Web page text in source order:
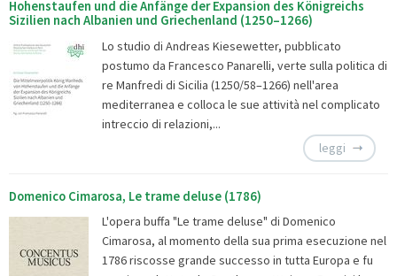
Hohenstaufen und die Anfänge der Expansion des Königreichs
Sizilien nach Albanien und Griechenland (1250–1266)
Lo studio di Andreas Kiesewetter, pubblicato
postumo da Francesco Panarelli, verte sulla politica di
re Manfredi di Sicilia (1250/58–1266) nell'area
mediterranea e colloca le sue attività nel complicato
intreccio di relazioni,...
leggi
Domenico Cimarosa, Le trame deluse (1786)
L'opera buffa "Le trame deluse" di Domenico
Cimarosa, al momento della sua prima esecuzione nel
1786 riscosse grande successo in tutta Europa e fu